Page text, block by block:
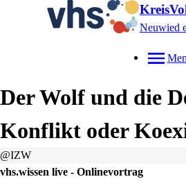
Neuwied
Der Wolf und die
Konflikt oder
@IZW
vhs.wissen live - Onlinevortrag